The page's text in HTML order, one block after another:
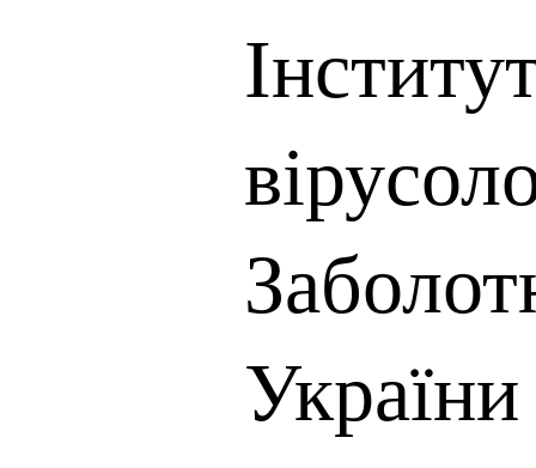
України